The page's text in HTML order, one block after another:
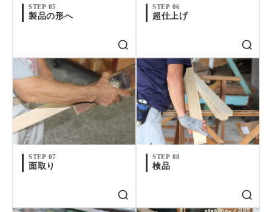
STEP 05
製品の形へ
STEP 06
超仕上げ
STEP 07
面取り
STEP 08
検品